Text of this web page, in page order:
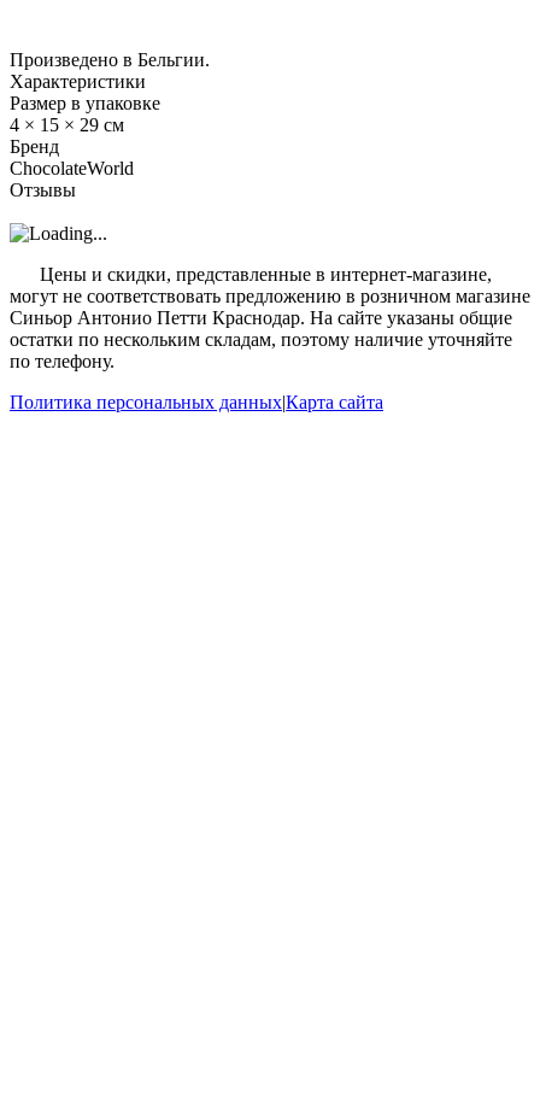
Произведено в Бельгии.
Характеристики
Размер в упаковке
4 × 15 × 29 см
Бренд
ChocolateWorld
Отзывы
Цены и скидки, представленные в интернет-магазине,
могут не соответствовать предложению в розничном магазине
Синьор Антонио Петти Краснодар. На сайте указаны общие
остатки по нескольким складам, поэтому наличие уточняйте
по телефону.
Политика персональных данных|Карта сайта